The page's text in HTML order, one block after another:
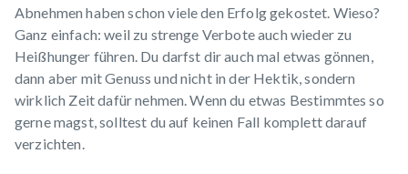
Abnehmen haben schon viele den Erfolg gekostet. Wieso?
Ganz einfach: weil zu strenge Verbote auch wieder zu
Heißhunger führen. Du darfst dir auch mal etwas gönnen,
dann aber mit Genuss und nicht in der Hektik, sondern
wirklich Zeit dafür nehmen. Wenn du etwas Bestimmtes so
gerne magst, solltest du auf keinen Fall komplett darauf
verzichten.